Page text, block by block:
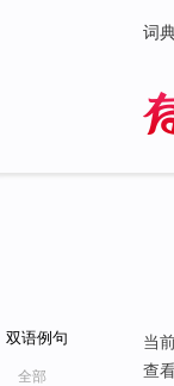
词
双语例句
全部
当
查